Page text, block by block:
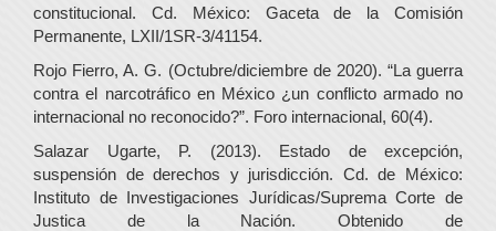
constitucional. Cd. México: Gaceta de la Comisión
Permanente, LXII/1SR-3/41154.
Rojo Fierro, A. G. (Octubre/diciembre de 2020). “La guerra
contra el narcotráfico en México ¿un conflicto armado no
internacional no reconocido?”. Foro internacional, 60(4).
Salazar Ugarte, P. (2013). Estado de excepción,
suspensión de derechos y jurisdicción. Cd. de México:
Instituto de Investigaciones Jurídicas/Suprema Corte de
Justica de la Nación. Obtenido de